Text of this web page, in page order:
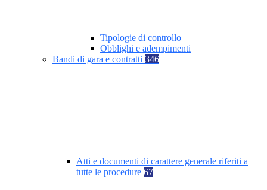
Tipologie di controllo
Obblighi e adempimenti
Bandi di gara e contratti 346
Atti e documenti di carattere generale riferiti a
tutte le procedure 67